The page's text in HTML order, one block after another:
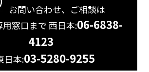
お問い合わせ、ご相談は
用窓口まで西日本:06-6838-
4123
日本:03-5280-9255